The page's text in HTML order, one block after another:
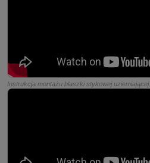
Instrukcja montażu blaszki stykowej uziemiającej.